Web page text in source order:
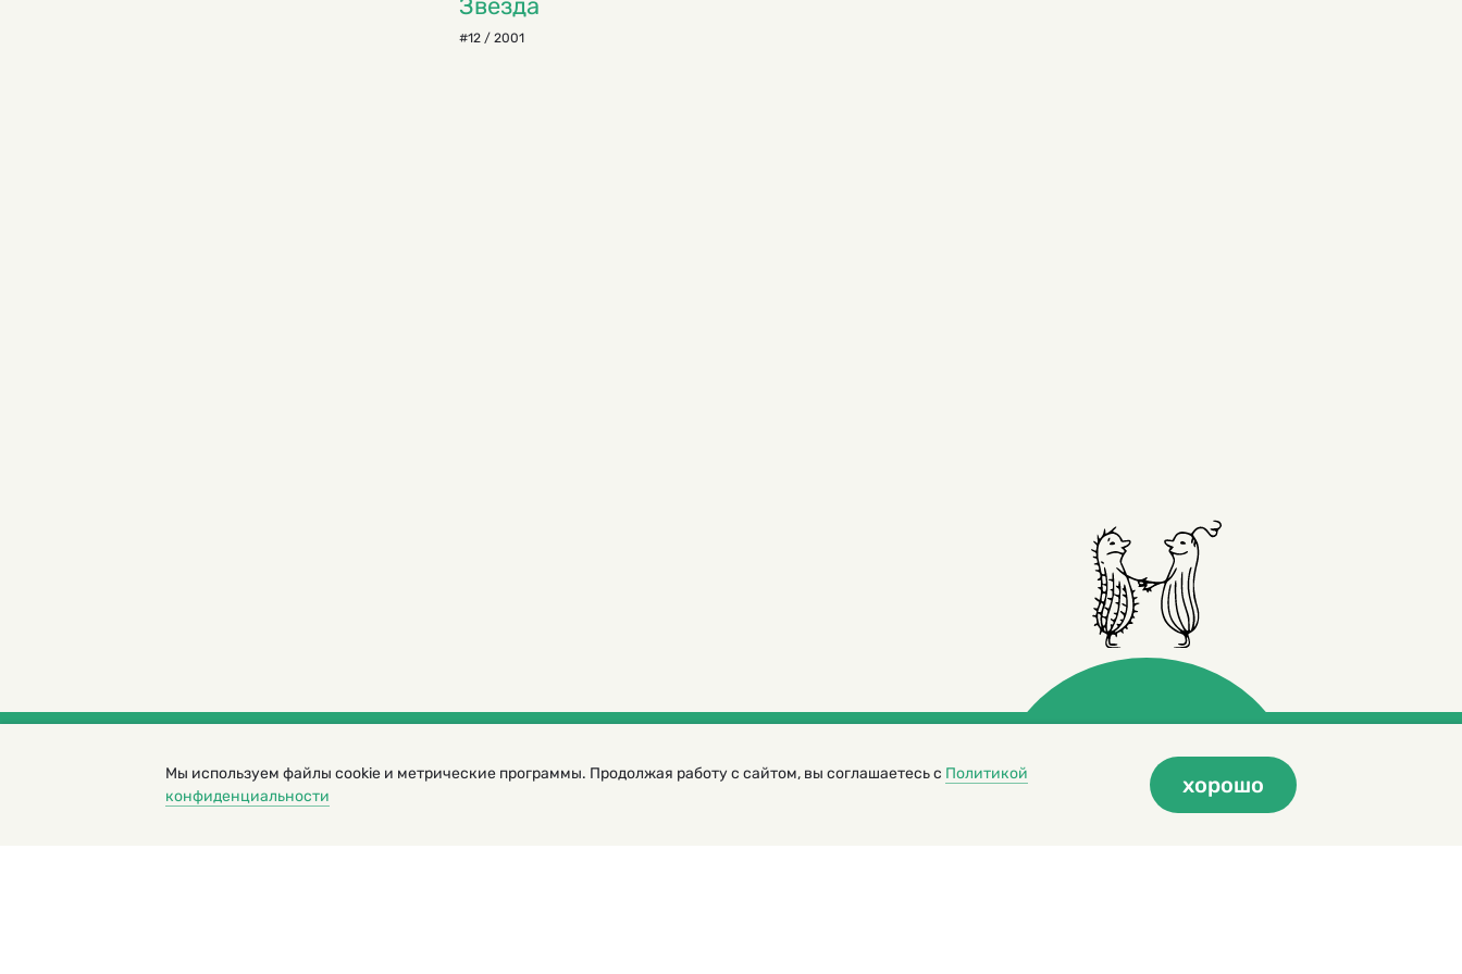
Звезда
#12 / 2001
© 2000 – 2026. Кукумбер. Литературный иллюстрированный журнал для детей
Копирование материалов возможно только с разрешения редакторов сайта
Мы используем файлы cookie и метрические программы. Продолжая работу с сайтом, вы соглашаетесь с Политикой
конфиденциальности
хорошо